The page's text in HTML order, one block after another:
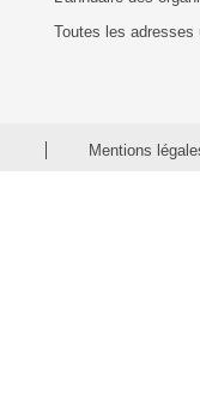
Toutes les adresses
Mentions